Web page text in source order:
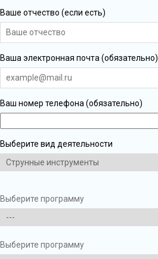
Ваше отчество (если есть)
Ваша электронная почта (обязательно)
Ваш номер телефона (обязательно)
Выберите вид деятельности
Выберите программу
Выберите программу